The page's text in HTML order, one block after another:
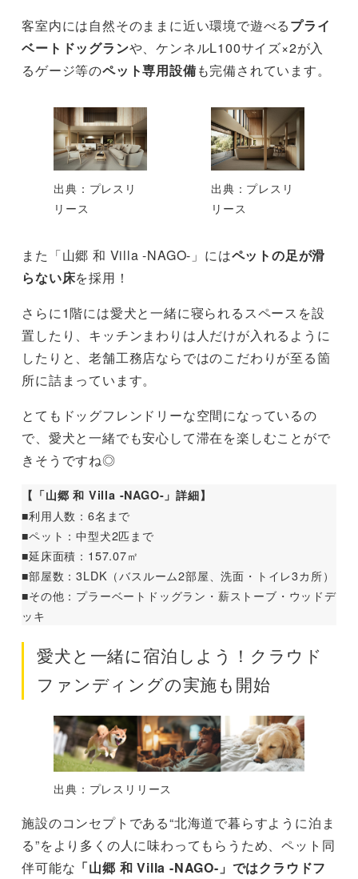
客室内には自然そのままに近い環境で遊べるプライ
ベートドッグランや、ケンネルL100サイズ×2が入
るゲージ等のペット専用設備も完備されています。
出典：プレスリ
リース
出典：プレスリ
リース
また「山郷 和 Villa -NAGO-」にはペットの足が滑
らない床を採用！
さらに1階には愛犬と一緒に寝られるスペースを設
置したり、キッチンまわりは人だけが入れるように
したりと、老舗工務店ならではのこだわりが至る箇
所に詰まっています。
とてもドッグフレンドリーな空間になっているの
で、愛犬と一緒でも安心して滞在を楽しむことがで
きそうですね◎
【「山郷 和 Villa -NAGO-」詳細】
■利用人数：6名まで
■ペット：中型犬2匹まで
■延床面積：157.07㎡
■部屋数：3LDK（バスルーム2部屋、洗面・トイレ3カ所）
■その他：プラーベートドッグラン・薪ストーブ・ウッドデ
ッキ
愛犬と一緒に宿泊しよう！クラウド
ファンディングの実施も開始
出典：プレスリリース
施設のコンセプトである“北海道で暮らすように泊ま
る”をより多くの人に味わってもらうため、ペット同
伴可能な 「山郷 和 Villa -NAGO-」ではクラウドフ